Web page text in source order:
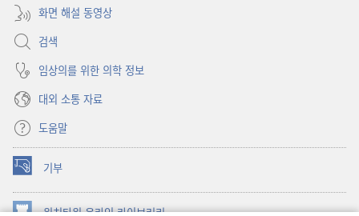
화면 해설 동영상
검색
임상의를 위한 의학 정보
대외 소통 자료
도움말
기부
(새로운
창
열기) 워치타워 온라인 라이브러리